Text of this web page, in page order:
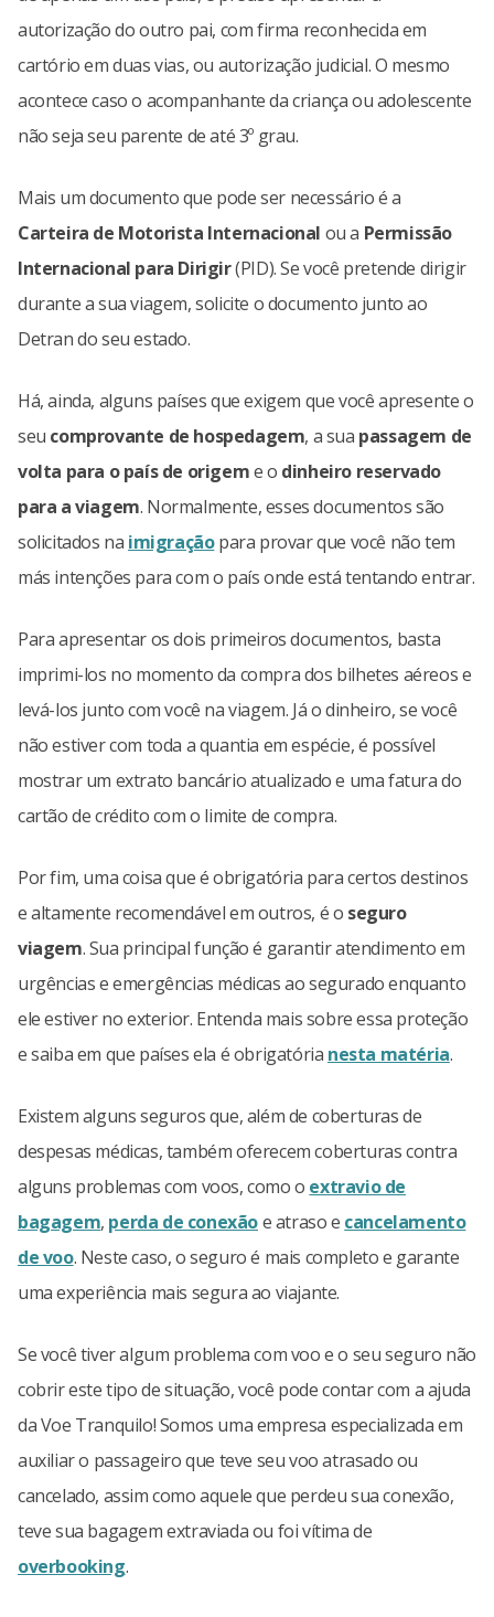
autorização do outro pai, com firma reconhecida em
cartório em duas vias, ou autorização judicial. O mesmo
acontece caso o acompanhante da criança ou adolescente
não seja seu parente de até 3º grau.
Mais um documento que pode ser necessário é a
Carteira de Motorista Internacional ou a Permissão
Internacional para Dirigir(PID). Se você pretende dirigir
durante a sua viagem, solicite o documento junto ao
Detran do seu estado.
Há, ainda, alguns países que exigem que você apresente o
seu comprovante de hospedagem, a sua passagem de
volta para o país de origeme o dinheiro reservado
para a viagem. Normalmente, esses documentos são
solicitados na imigraçãopara provar que você não tem
más intenções para com o país onde está tentando entrar.
Para apresentar os dois primeiros documentos, basta
imprimi-los no momento da compra dos bilhetes aéreos e
levá-los junto com você na viagem. Já o dinheiro, se você
não estiver com toda a quantia em espécie, é possível
mostrar um extrato bancário atualizado e uma fatura do
cartão de crédito com o limite de compra.
Por fim, uma coisa que é obrigatória para certos destinos
e altamente recomendável em outros, é o seguro
viagem. Sua principal função é garantir atendimento em
urgências e emergências médicas ao segurado enquanto
ele estiver no exterior. Entenda mais sobre essa proteção
e saiba em que países ela é obrigatória nesta matéria.
Existem alguns seguros que, além de coberturas de
despesas médicas, também oferecem coberturas contra
alguns problemas com voos, como o extravio de
bagagem, perda de conexãoe atraso e cancelamento
de voo. Neste caso, o seguro é mais completo e garante
uma experiência mais segura ao viajante.
Se você tiver algum problema com voo e o seu seguro não
cobrir este tipo de situação, você pode contar com a ajuda
da Voe Tranquilo! Somos uma empresa especializada em
auxiliar o passageiro que teve seu voo atrasado ou
cancelado, assim como aquele que perdeu sua conexão,
teve sua bagagem extraviada ou foi vítima de
overbooking.